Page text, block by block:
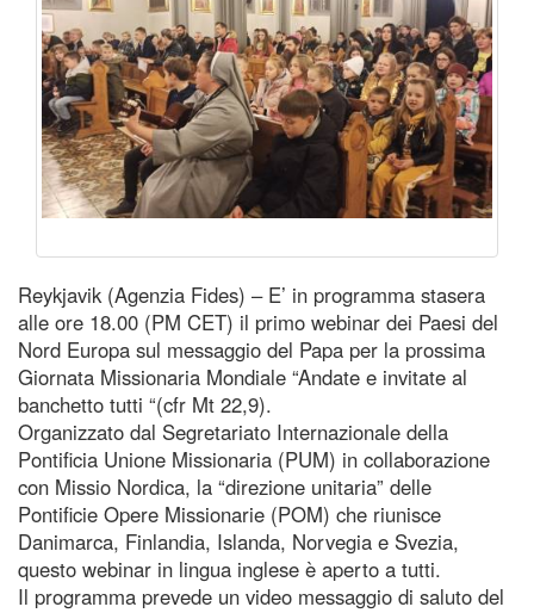
Reykjavik (Agenzia Fides) – E’ in programma stasera
alle ore 18.00 (PM CET) il primo webinar dei Paesi del
Nord Europa sul messaggio del Papa per la prossima
Giornata Missionaria Mondiale “Andate e invitate al
banchetto tutti “(cfr Mt 22,9).
Organizzato dal Segretariato Internazionale della
Pontificia Unione Missionaria (PUM) in collaborazione
con Missio Nordica, la “direzione unitaria” delle
Pontificie Opere Missionarie (POM) che riunisce
Danimarca, Finlandia, Islanda, Norvegia e Svezia,
questo webinar in lingua inglese è aperto a tutti.
Il programma prevede un video messaggio di saluto del